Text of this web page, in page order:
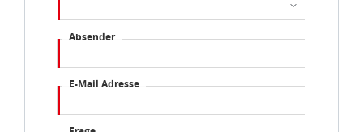
DatenschutzbestimmungenundImpressum
Absender
E-Mail Adresse